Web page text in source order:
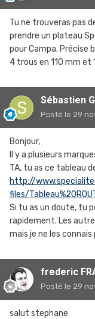
Tu ne trouveras pas
prendre un plateau
pour Campa. Précise
4 trous en 110 mm et
Sébastien
Posté le 29
Bonjour,
Il y a plusieurs
TA, tu as ce tableau
http://
files/
Si tu as un doute, tu
rapidement. Les
mais je ne les connais
frederic
Posté le 29
salut stephane